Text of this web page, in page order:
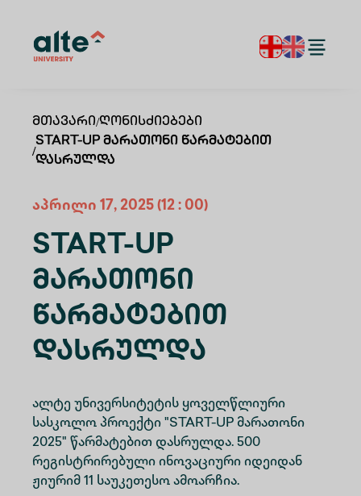
Მთავარი/Ღონისძიებები
/
START-UP Მარათონი Წარმატებით
Დასრულდა
აპრილი 17, 2025 (12 : 00)
START-UP
Მარათონი
Წარმატებით
Დასრულდა
ალტე უნივერსიტეტის ყოველწლიური
სასკოლო პროექტი "START-UP მარათონი
2025" წარმატებით დასრულდა. 500
რეგისტრირებული ინოვაციური იდეიდან
ჟიურიმ 11 საუკეთესო ამოარჩია.